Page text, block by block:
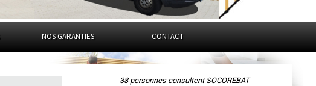
NOS GARANTIES CONTACT
38 personnes consultent SOCOREBAT